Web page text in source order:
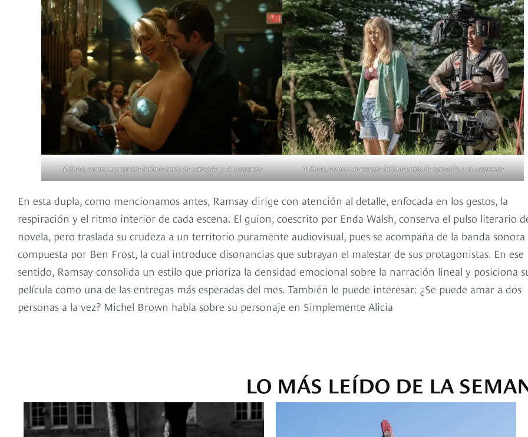
Mátate, amor: un retrato íntimo entre la comedia y el suspenso Mátate, amor: un retrato íntimo entre la comedia y el suspenso
En esta dupla, como mencionamos antes, Ramsay dirige con atención al detalle, enfocada en los gestos, la
respiración y el ritmo interior de cada escena. El guion, coescrito por Enda Walsh, conserva el pulso literario
novela, pero traslada su crudeza a un territorio puramente audiovisual, pues se acompaña de la banda sonora
compuesta por Ben Frost, la cual introduce disonancias que subrayan el malestar de sus protagonistas. En ese
sentido, Ramsay consolida un estilo que prioriza la densidad emocional sobre la narración lineal y posiciona
película como una de las entregas más esperadas del mes. También le puede interesar: ¿Se puede amar a dos
personas a la vez? Michel Brown habla sobre su personaje en Simplemente Alicia
LO MÁS LEÍDO DE LA